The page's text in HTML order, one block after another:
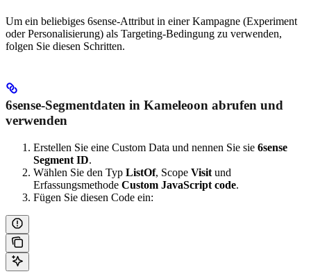
Um ein beliebiges 6sense-Attribut in einer Kampagne (Experiment
oder Personalisierung) als Targeting-Bedingung zu verwenden,
folgen Sie diesen Schritten.
6sense-Segmentdaten in Kameleoon abrufen und
verwenden
Erstellen Sie eine Custom Data und nennen Sie sie 6sense
Segment ID.
Wählen Sie den Typ ListOf, Scope Visit und
Erfassungsmethode Custom JavaScript code.
Fügen Sie diesen Code ein: